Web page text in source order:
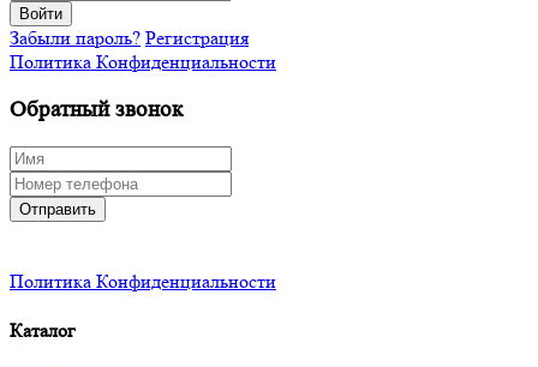
Войти
Забыли пароль? Регистрация
Политика Конфиденциальности
Обратный звонок
Отправить
Политика Конфиденциальности
Каталог